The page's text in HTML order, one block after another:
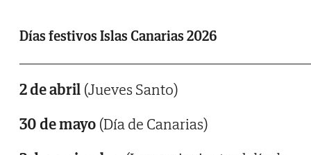
Días festivos Islas Canarias 2026
2 de abril (Jueves Santo)
30 de mayo (Día de Canarias)